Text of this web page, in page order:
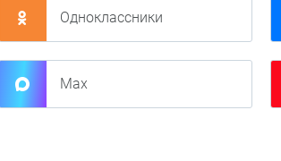
Одноклассники
Max